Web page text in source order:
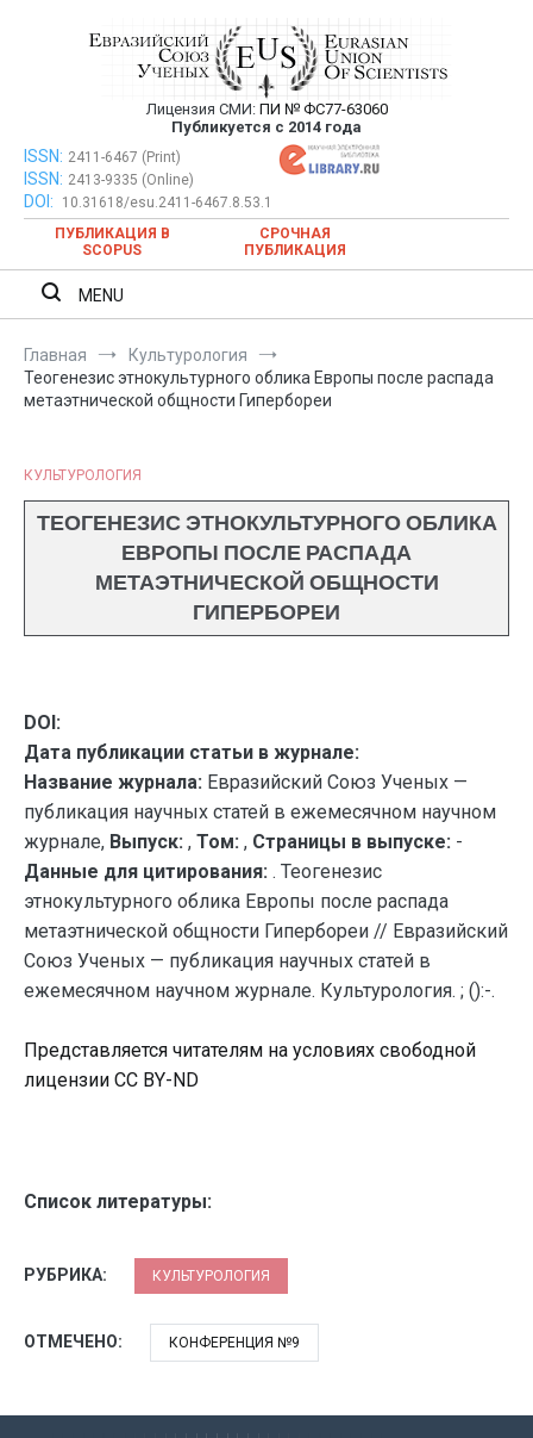
Евразийский Союз Ученых —
публикация научных статей в
ежемесячном научном журнале
Лицензия СМИ: ПИ № ФС77-63060
Публикуется с 2014 года
Евразийский Союз Ученых — публикация научных статей в
ежемесячном научном журнале
ISSN: 2411-6467 (Print)
ISSN: 2413-9335 (Online)
DOI:
10.31618/esu.2411-6467.8.53.1
ПУБЛИКАЦИЯ В
SCOPUS
СРОЧНАЯ
ПУБЛИКАЦИЯ
MENU
Главная
Культурология
Теогенезис этнокультурного облика Европы после распада
метаэтнической общности Гипербореи
КУЛЬТУРОЛОГИЯ
ТЕОГЕНЕЗИС ЭТНОКУЛЬТУРНОГО ОБЛИКА
ЕВРОПЫ ПОСЛЕ РАСПАДА
МЕТАЭТНИЧЕСКОЙ ОБЩНОСТИ
ГИПЕРБОРЕИ
DOI:
Дата публикации статьи в журнале:
Название журнала: Евразийский Союз Ученых —
публикация научных статей в ежемесячном научном
журнале, Выпуск: , Том: , Страницы в выпуске: -
Данные для цитирования: . Теогенезис
этнокультурного облика Европы после распада
метаэтнической общности Гипербореи // Евразийский
Союз Ученых — публикация научных статей в
ежемесячном научном журнале. Культурология. ; ():-.
Представляется читателям на условиях свободной
лицензии CC BY-ND
Список литературы:
РУБРИКА: КУЛЬТУРОЛОГИЯ
ОТМЕЧЕНО: КОНФЕРЕНЦИЯ №9